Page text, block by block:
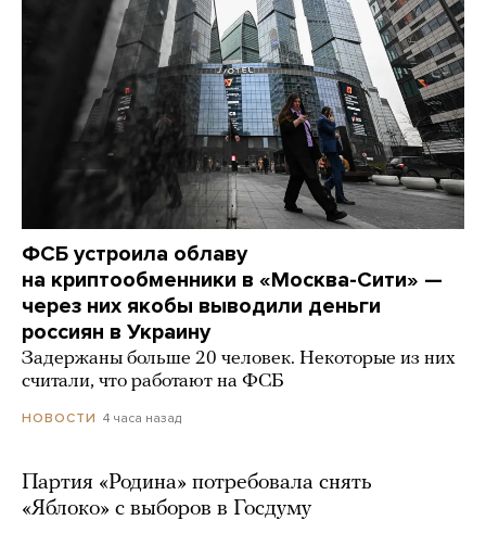
ФСБ устроила облаву
на криптообменники в «Москва-Сити» —
через них якобы выводили деньги
россиян в Украину
Задержаны больше 20 человек. Некоторые из них
считали, что работают на ФСБ
НОВОСТИ 4 часа назад
Партия «Родина» потребовала снять
«Яблоко» с выборов в Госдуму